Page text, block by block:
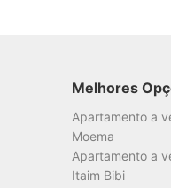
Melhores
Apartamento a
Moema
Apartamento a
Itaim Bibi